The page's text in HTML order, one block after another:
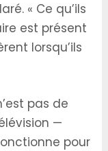
« Ce qu’ils
est présent
lorsqu’ils
pas de
—
pour